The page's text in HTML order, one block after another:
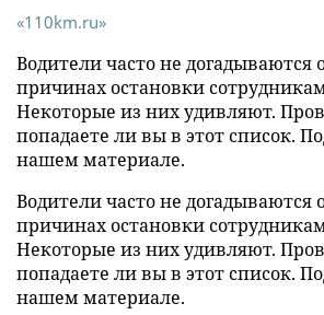
«110km.ru»
Водители часто не догадываются
причинах остановки
Некоторые из них удивляют.
попадаете ли вы в этот список.
нашем материале.
Водители часто не догадываются
причинах остановки
Некоторые из них удивляют.
попадаете ли вы в этот список.
нашем материале.